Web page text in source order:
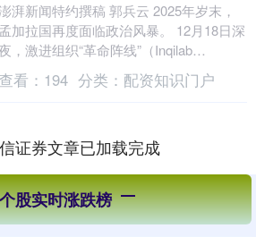
湃新闻特约撰稿 郭兵云 2025年岁末，
孟加拉国再度面临政治风暴。 12月18日深
，激进组织“革命阵线”（Inqilab
Mancha，也称Inquilab....
看： 194 分类： 配资知识门户
证券文章已加载完成
个股实时涨跌榜